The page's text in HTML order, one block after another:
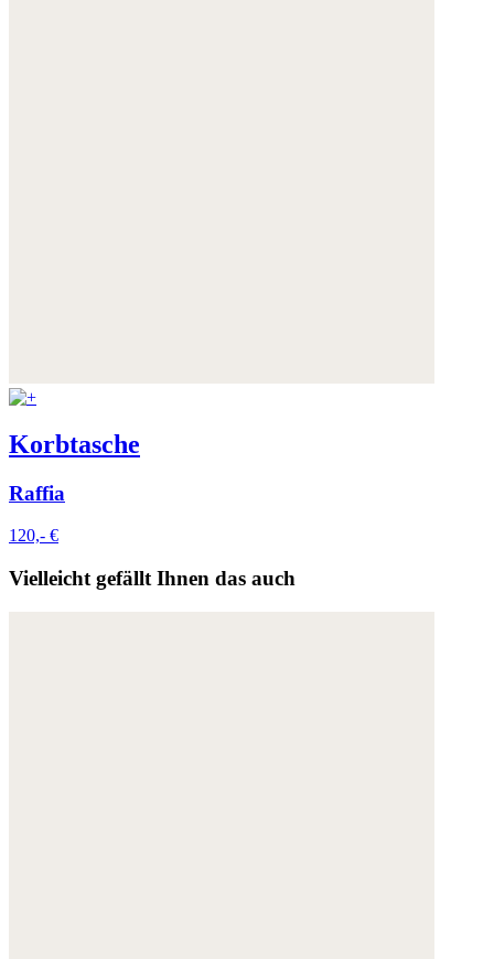
Korbtasche
Raffia
120,- €
Vielleicht gefällt Ihnen das auch